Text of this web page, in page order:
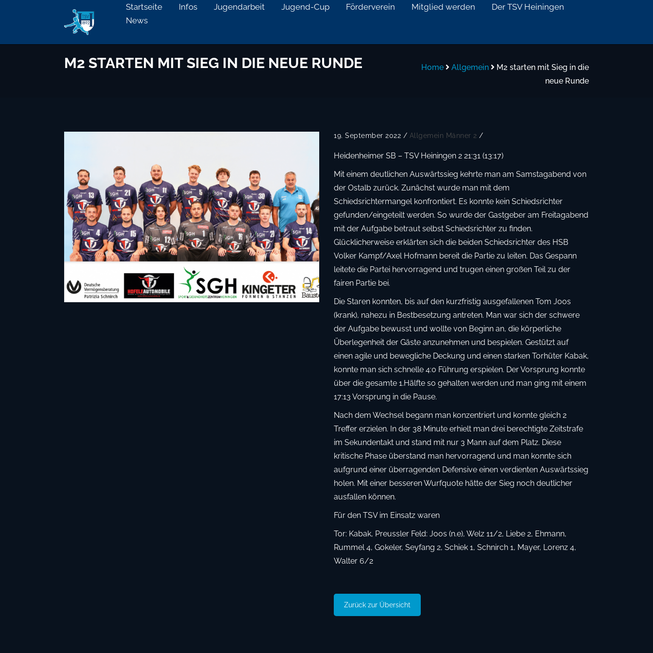
Startseite Infos Jugendarbeit Jugend-Cup Förderverein Mitglied werden
Der TSV Heiningen
News
M2 STARTEN MIT SIEG IN DIE NEUE RUNDE Home Allgemein
M2 starten mit Sieg in die
neue Runde
19. September 2022 / Allgemein Männer 2 /
Heidenheimer SB – TSV Heiningen 2 21:31 (13:17)
Mit einem deutlichen Auswärtssieg kehrte man am Samstagabend von
der Ostalb zurück. Zunächst wurde man mit dem
Schiedsrichtermangel konfrontiert. Es konnte kein Schiedsrichter
gefunden/eingeteilt werden. So wurde der Gastgeber am Freitagabend
mit der Aufgabe betraut selbst Schiedsrichter zu finden.
Glücklicherweise erklärten sich die beiden Schiedsrichter des HSB
Volker Kampf/Axel Hofmann bereit die Partie zu leiten. Das Gespann
leitete die Partei hervorragend und trugen einen großen Teil zu der
fairen Partie bei.
Die Staren konnten, bis auf den kurzfristig ausgefallenen Tom Joos
(krank), nahezu in Bestbesetzung antreten. Man war sich der schwere
der Aufgabe bewusst und wollte von Beginn an, die körperliche
Überlegenheit der Gäste anzunehmen und bespielen. Gestützt auf
einen agile und bewegliche Deckung und einen starken Torhüter Kabak,
konnte man sich schnelle 4:0 Führung erspielen. Der Vorsprung konnte
über die gesamte 1.Hälfte so gehalten werden und man ging mit einem
17:13 Vorsprung in die Pause.
Nach dem Wechsel begann man konzentriert und konnte gleich 2
Treffer erzielen. In der 38 Minute erhielt man drei berechtigte Zeitstrafe
im Sekundentakt und stand mit nur 3 Mann auf dem Platz. Diese
kritische Phase überstand man hervorragend und man konnte sich
aufgrund einer überragenden Defensive einen verdienten Auswärtssieg
holen. Mit einer besseren Wurfquote hätte der Sieg noch deutlicher
ausfallen können.
Für den TSV im Einsatz waren
Tor: Kabak, Preussler Feld: Joos (n.e), Welz 11/2, Liebe 2, Ehmann,
Rummel 4, Gokeler, Seyfang 2, Schiek 1, Schnirch 1, Mayer, Lorenz 4,
Walter 6/2
Zurück zur Übersicht